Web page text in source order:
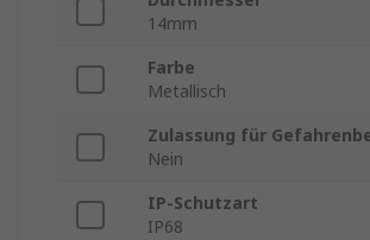
14mm
Farbe
Metallisch
Zulassung für
Nein
IP-Schutzart
IP68